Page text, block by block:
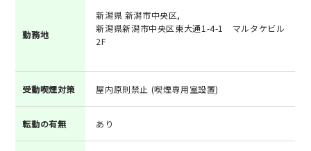
勤務地
新潟県 新潟市中央区,
新潟県新潟市中央区東大通1-4-1 マルタケビル
2F
受動喫煙対策 屋内原則禁止 (喫煙専用室設置)
転勤の有無 あり